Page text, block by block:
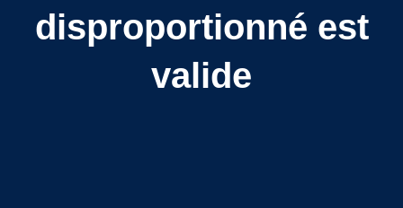
disproportionné est
valide